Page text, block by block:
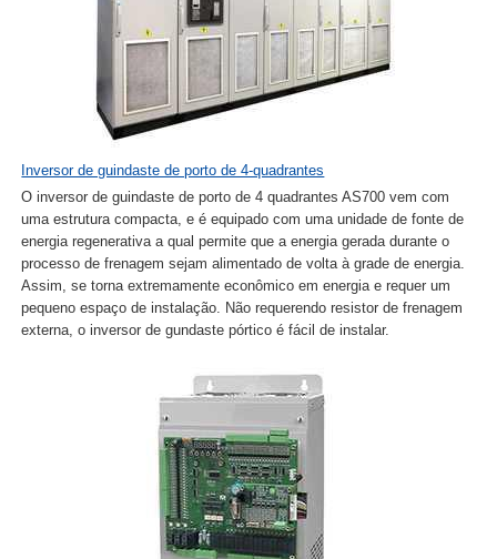
Inversor de guindaste de porto de 4-quadrantes
O inversor de guindaste de porto de 4 quadrantes AS700 vem com
uma estrutura compacta, e é equipado com uma unidade de fonte de
energia regenerativa a qual permite que a energia gerada durante o
processo de frenagem sejam alimentado de volta à grade de energia.
Assim, se torna extremamente econômico em energia e requer um
pequeno espaço de instalação. Não requerendo resistor de frenagem
externa, o inversor de gundaste pórtico é fácil de instalar.